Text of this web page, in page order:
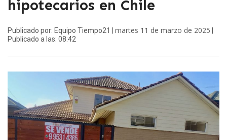
hipotecarios en Chile
Publicado por: Equipo Tiempo21 | martes 11 de marzo de 2025
Publicado a las: 08:42